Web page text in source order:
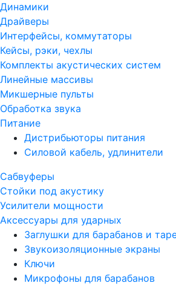
Динамики
Драйверы
Интерфейсы, коммутаторы
Кейсы, рэки, чехлы
Комплекты акустических систем
Линейные массивы
Микшерные пульты
Обработка звука
Питание
Дистрибьюторы питания
Силовой кабель, удлинители
Сабвуферы
Стойки под акустику
Усилители мощности
Аксессуары для ударных
Заглушки для барабанов и
Звукоизоляционные экраны
Ключи
Микрофоны для барабанов